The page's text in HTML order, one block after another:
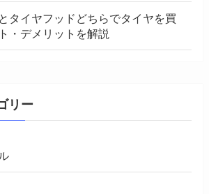
タイヤフッドどちらでタイヤを買
・デメリットを解説
リー